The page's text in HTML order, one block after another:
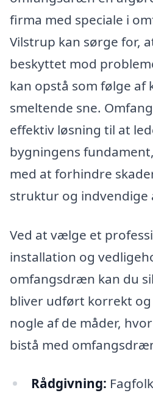
firma med speciale i
Vilstrup kan sørge for,
beskyttet mod
kan opstå som følge
smeltende sne.
effektiv løsning til at
bygningens
med at forhindre
struktur og indvendige
Ved at vælge et
installation og
omfangsdræn kan du
bliver udført korrekt
nogle af de måder,
bistå med
Rådgivning: